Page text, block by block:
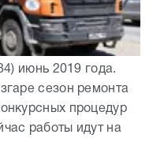
июнь 2019 года.
сезон ремонта
процедур
работы идут на